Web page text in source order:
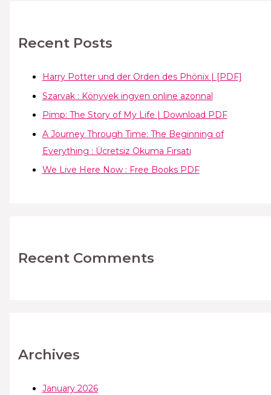
Recent Posts
Harry Potter und der Orden des Phönix | [PDF]
Szarvak : Könyvek ingyen online azonnal
Pimp: The Story of My Life | Download PDF
A Journey Through Time: The Beginning of
Everything : Ücretsiz Okuma Fırsatı
We Live Here Now : Free Books PDF
Recent Comments
Archives
January 2026